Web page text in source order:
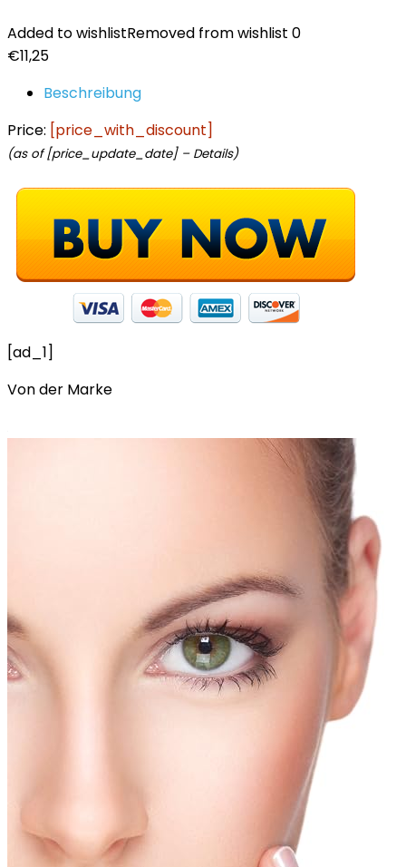
Added to wishlistRemoved from wishlist 0
€11,25
Beschreibung
Price: [price_with_discount]
(as of [price_update_date] – Details)
[ad_1]
Von der Marke